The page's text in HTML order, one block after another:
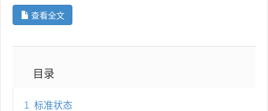
查看全文
目录
1 标准状态